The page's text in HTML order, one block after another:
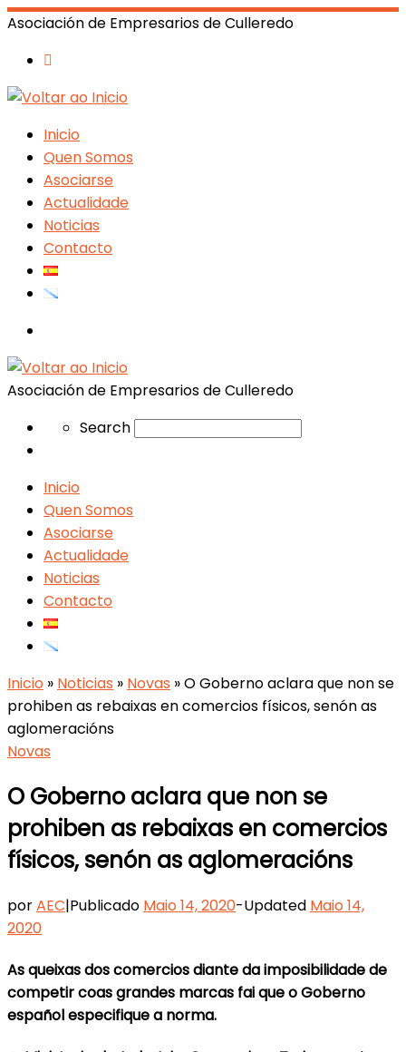
Asociación de Empresarios de Culleredo
Inicio
Quen Somos
Asociarse
Actualidade
Noticias
Contacto
Asociación de Empresarios de Culleredo
SearchSearch
Inicio
Quen Somos
Asociarse
Actualidade
Noticias
Contacto
Inicio » Noticias » Novas »O Goberno aclara que non se
prohiben as rebaixas en comercios físicos, senón as
aglomeracións
Novas
O Goberno aclara que non se
prohiben as rebaixas en comercios
físicos, senón as aglomeracións
porAEC|Publicado Maio 14, 2020-Updated Maio 14,
2020
As queixas dos comercios diante da imposibilidade de
competir coas grandes marcas fai que o Goberno
español especifique a norma.